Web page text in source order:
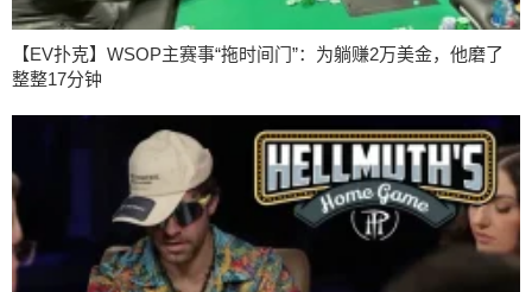
【EV扑克】WSOP主赛事“拖时间门”：为躺赚2万美金，他磨了
整整17分钟